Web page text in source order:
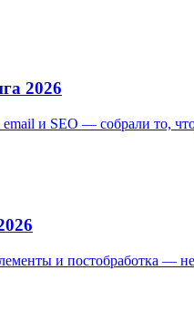
2026
и SEO — собрали то, что
и постобработка —